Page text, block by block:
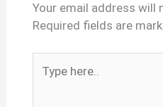
Your email address will
Required fields are
here..